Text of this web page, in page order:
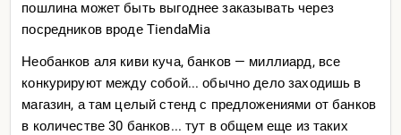
пошлина может быть выгоднее заказывать через
посредников вроде TiendaMia
Необанков аля киви куча, банков — миллиард, все
конкурируют между собой... обычно дело заходишь в
магазин, а там целый стенд с предложениями от банков
в количестве 30 банков... тут в общем еще из таких